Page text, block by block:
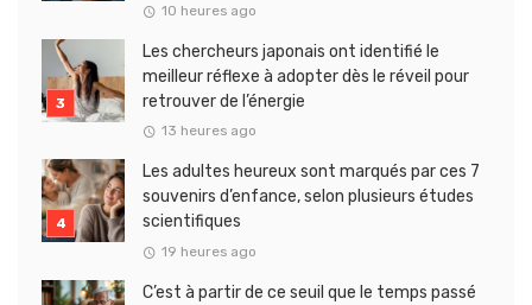
10 heures ago
Les chercheurs japonais ont identifié le
meilleur réflexe à adopter dès le réveil pour
retrouver de l’énergie
13 heures ago
Les adultes heureux sont marqués par ces 7
souvenirs d’enfance, selon plusieurs études
scientifiques
19 heures ago
C’est à partir de ce seuil que le temps passé